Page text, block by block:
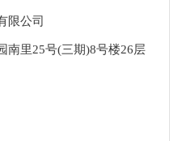
限公司
南里25号(三期)8号楼26层